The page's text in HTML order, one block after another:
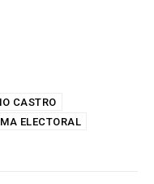
CASTRO
ELECTORAL